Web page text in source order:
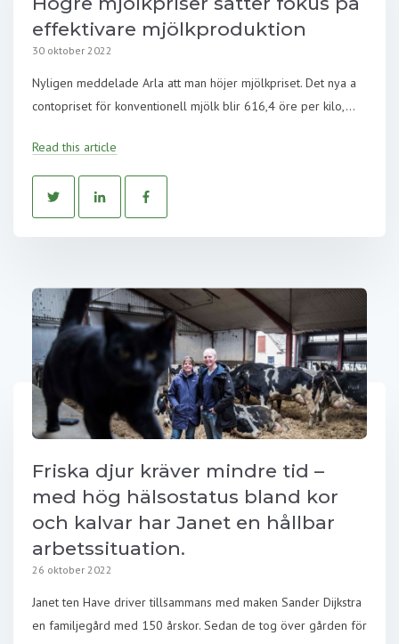
effektivare mjölkproduktion
30 oktober 2022
Nyligen meddelade Arla att man höjer mjölkpriset. Det nya a
contopriset för konventionell mjölk blir 616,4 öre per kilo,...
Read this article
Friska djur kräver mindre tid –
med hög hälsostatus bland kor
och kalvar har Janet en hållbar
arbetssituation.
26 oktober 2022
Janet ten Have driver tillsammans med maken Sander Dijkstra
en familjegård med 150 årskor. Sedan de tog över gården för